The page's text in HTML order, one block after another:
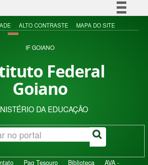
Simplifique!
Acesso à informação
ALTO CONTRASTE MAPA DO SITE
IF GOIANO
Federal
Goiano
DA EDUCAÇÃO
Pag Tesouro Biblioteca
AVA -